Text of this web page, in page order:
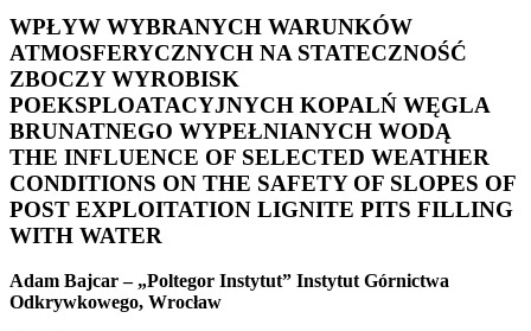
WPŁYW WYBRANYCH WARUNKÓW
ATMOSFERYCZNYCH NA STATECZNOŚĆ
ZBOCZY WYROBISK
POEKSPLOATACYJNYCH KOPALŃ WĘGLA
BRUNATNEGO WYPEŁNIANYCH WODĄ
THE INFLUENCE OF SELECTED WEATHER
CONDITIONS ON THE SAFETY OF SLOPES OF
POST EXPLOITATION LIGNITE PITS FILLING
WITH WATER
Adam Bajcar – „Poltegor Instytut” Instytut Górnictwa
Odkrywkowego, Wrocław